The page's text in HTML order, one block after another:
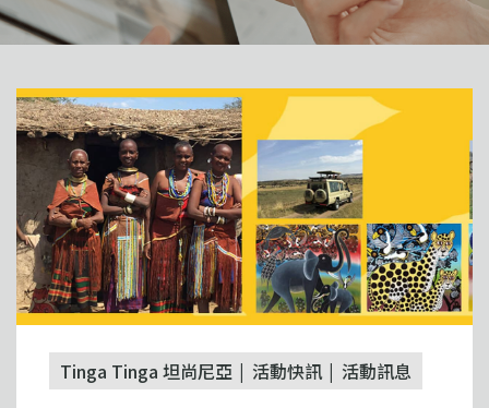
Tinga Tinga 坦尚尼亞 活動快訊 活動訊息